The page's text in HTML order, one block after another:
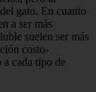
gato. En cuanto
a ser más
suelen ser más
costo-
cada tipo de